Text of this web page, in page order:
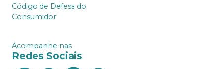
Código de Defesa do
Consumidor
Acompanhe nas
Redes Sociais